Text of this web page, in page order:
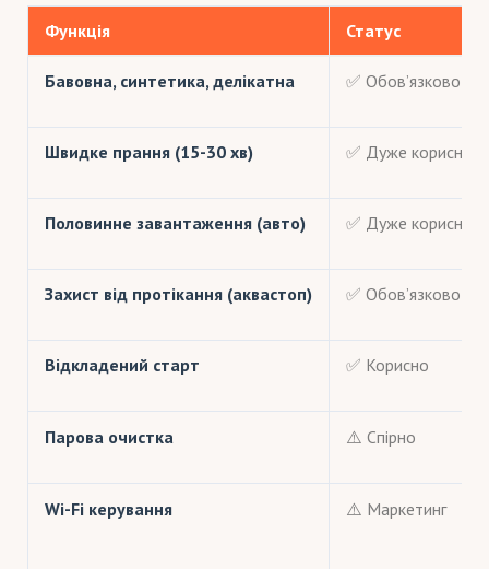
Функція Статус
Бавовна, синтетика, делікатна ✅ Обов’язково
Швидке прання (15-30 хв) ✅ Дуже корисно
Половинне завантаження (авто) ✅ Дуже корисно
Захист від протікання (аквастоп) ✅ Обов’язково
Відкладений старт ✅ Корисно
Парова очистка ⚠️ Спірно
Wi-Fi керування ⚠️ Маркетинг